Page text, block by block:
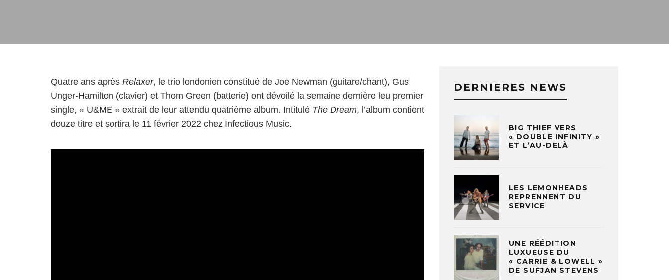
Quatre ans après Relaxer, le trio londonien constitué de Joe Newman (guitare/chant), Gus
Unger-Hamilton (clavier) et Thom Green (batterie) ont dévoilé la semaine dernière leu premier
single, « U&ME » extrait de leur attendu quatrième album. Intitulé The Dream, l’album contient
douze titre et sortira le 11 février 2022 chez Infectious Music.
DERNIERES NEWS
BIG THIEF VERS
« DOUBLE INFINITY »
ET L’AU-DELÀ
LES LEMONHEADS
REPRENNENT DU
SERVICE
UNE RÉÉDITION
LUXUEUSE DU
« CARRIE & LOWELL »
DE SUFJAN STEVENS